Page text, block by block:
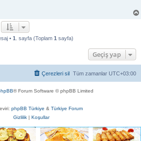
• 1 . sayfa (Toplam 1 sayfa)
Geçiş yap
Tüm zamanlar UTC+03:00
Çerezleri sil
® Forum Software © phpBB Limited
phpBB Türkiye & Türkiye Forum
Gizlilik | Koşullar